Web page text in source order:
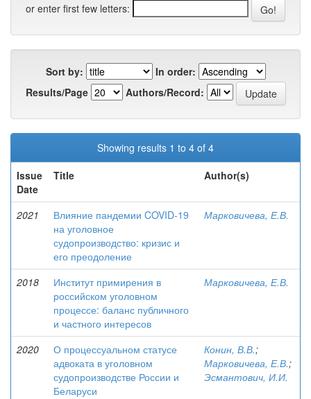
or enter first few letters:
Sort by:
In order:
Results/Page
Authors/Record:
Showing results 1 to 4 of 4
Issue
Date
Title Author(s)
2021
Влияние пандемии COVID-19
на уголовное
судопроизводство: кризис и
его преодоление
Марковичева, Е.В.
2018
Институт примирения в
российском уголовном
процессе: баланс публичного
и частного интересов
Марковичева, Е.В.
2020
О процессуальном статусе
адвоката в уголовном
судопроизводстве России и
Беларуси
Конин, В.В.;
Марковичева, Е.В.;
Эсмантович, И.И.